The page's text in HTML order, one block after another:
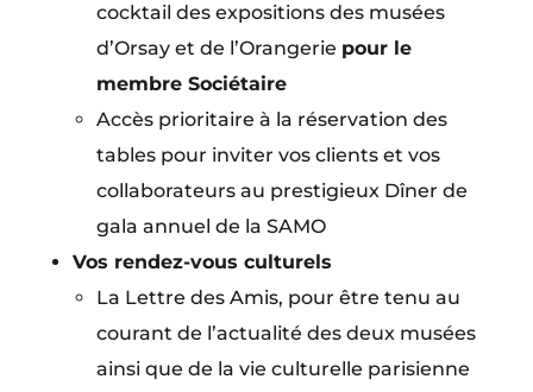
cocktail des expositions des musées
d’Orsay et de l’Orangerie pour le
membre Sociétaire
Accès prioritaire à la réservation des
tables pour inviter vos clients et vos
collaborateurs au prestigieux Dîner de
gala annuel de la SAMO
Vos rendez-vous culturels
La Lettre des Amis, pour être tenu au
courant de l’actualité des deux musées
ainsi que de la vie culturelle parisienne